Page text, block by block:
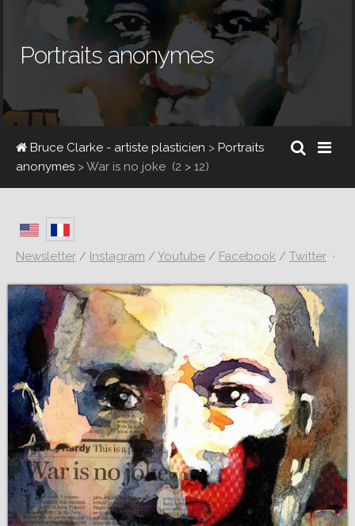
Portraits anonymes
Bruce Clarke - artiste plasticien > Portraits
anonymes >War is no joke (2 > 12)
Newsletter / Instagram /Youtube / Facebook / Twitter ·